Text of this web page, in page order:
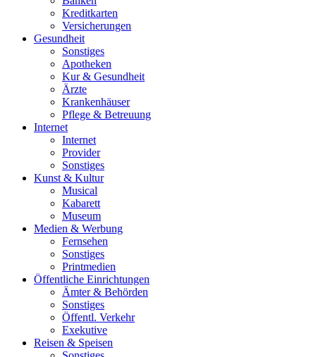
Kreditkarten
Versicherungen
Gesundheit
Sonstiges
Apotheken
Kur & Gesundheit
Ärzte
Krankenhäuser
Pflege & Betreuung
Internet
Internet
Provider
Sonstiges
Kunst & Kultur
Musical
Kabarett
Museum
Medien & Werbung
Fernsehen
Sonstiges
Printmedien
Öffentliche Einrichtungen
Ämter & Behörden
Sonstiges
Öffentl. Verkehr
Exekutive
Reisen & Speisen